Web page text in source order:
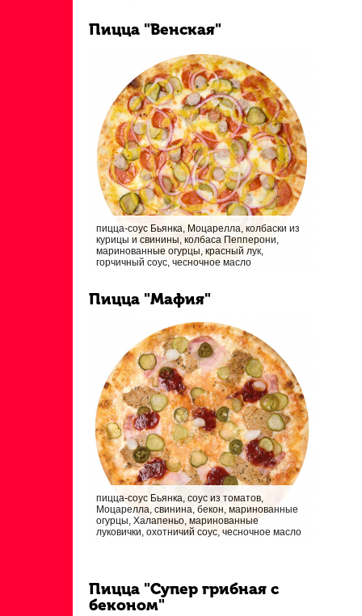
Пицца "Венская"
пицца-соус Бьянка, Моцарелла, колбаски из
курицы и свинины, колбаса Пепперони,
маринованные огурцы, красный лук,
горчичный соус, чесночное масло
Пицца "Мафия"
пицца-соус Бьянка, соус из томатов,
Моцарелла, свинина, бекон, маринованные
огурцы, Халапеньо, маринованные
луковички, охотничий соус, чесночное масло
Пицца "Супер грибная с
беконом"